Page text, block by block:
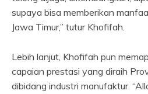
supaya bisa memberikan
Jawa Timur,” tutur Khofifah.
Lebih lanjut, Khofifah pun
capaian prestasi yang diraih
dibidang industri manufaktur.